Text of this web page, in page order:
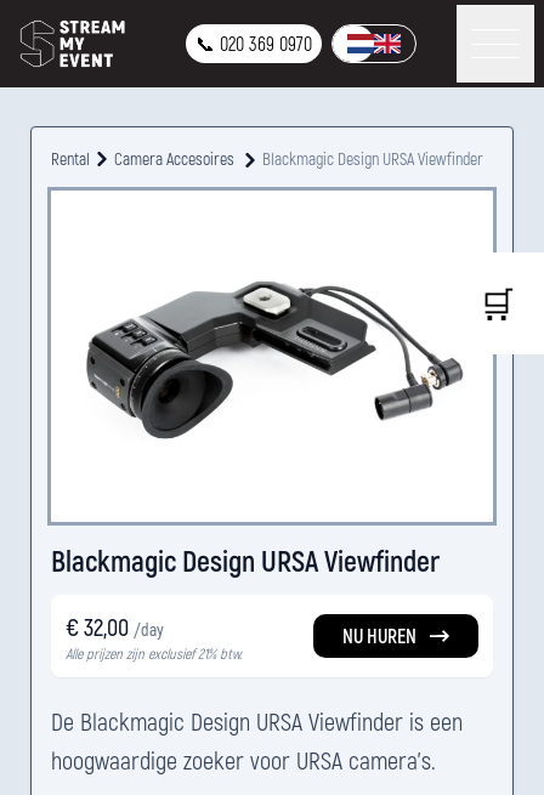
📞 020 369 0970
Rental Camera Accesoires Blackmagic Design URSA Viewfinder
Blackmagic Design URSA Viewfinder
€ 32,00 /day
Alle prijzen zijn exclusief 21% btw.
NU HUREN
De Blackmagic Design URSA Viewfinder is een
hoogwaardige zoeker voor URSA camera's.
🛒